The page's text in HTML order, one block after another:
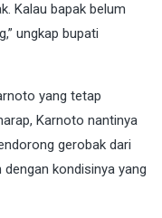
Kalau bapak belum
ungkap bupati
yang tetap
Karnoto nantinya
gerobak dari
kondisinya yang